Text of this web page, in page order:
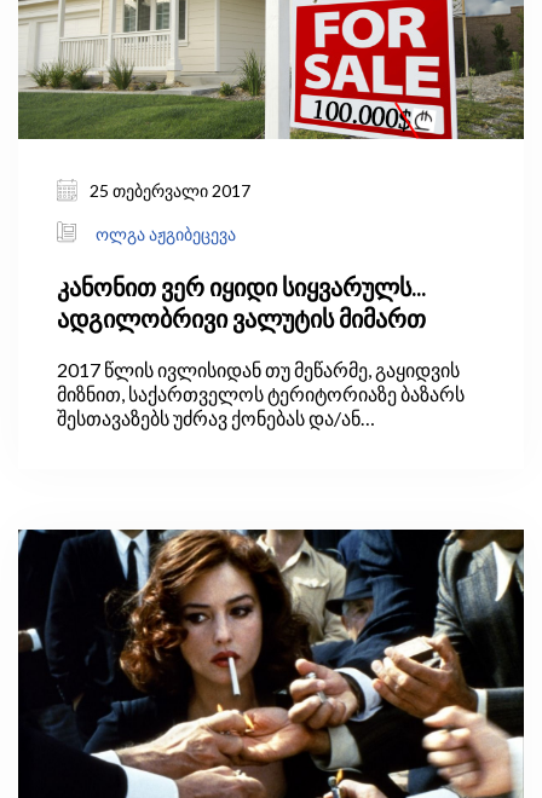
25 თებერვალი 2017
ოლგა აჟგიბეცევა
კანონით ვერ იყიდი სიყვარულს...
ადგილობრივი ვალუტის მიმართ
2017 წლის ივლისიდან თუ მეწარმე, გაყიდვის
მიზნით, საქართველოს ტერიტორიაზე ბაზარს
შესთავაზებს უძრავ ქონებას და/ან
გამოცხადებისას ეს კანონი დაირღვევა,
მეწარმე მიიღებს გაფრთხილებას,
განმეორებით დარღვევის შემთხვევაში, 1000
ლარით დაჯარიმდება. ყოველი მომდევნო
დარღვევისთვის კი – 5000 ლარით.